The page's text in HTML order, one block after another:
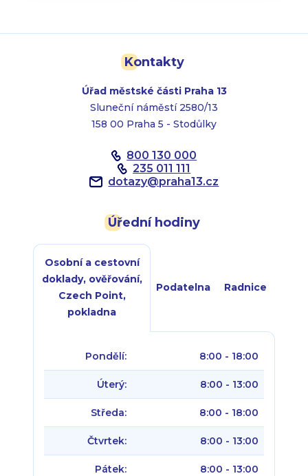
Kontakty
Úřad městské části Praha 13
Sluneční náměstí 2580/13
158 00 Praha 5 - Stodůlky
800 130 000
235 011 111
dotazy@praha13.cz
Úřední hodiny
Osobní a cestovní
doklady, ověřování,
Czech Point,
pokladna
Podatelna Radnice
Pondělí: 8:00 - 18:00
Úterý: 8:00 - 13:00
Středa: 8:00 - 18:00
Čtvrtek: 8:00 - 13:00
Pátek:
8:00 - 13:00